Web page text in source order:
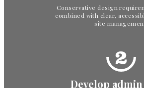
Conservative design
combined with clear,
site
2
Develop